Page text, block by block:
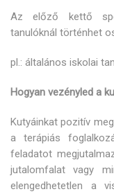
Az előző kettő
tanulóknál történhet
pl.: általános iskolai
Hogyan vezényled a
Kutyáinkat pozitív
a terápiás
feladatot
jutalomfalat vagy
elengedhetetlen a